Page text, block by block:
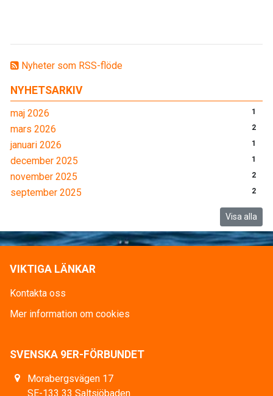
Nyheter som RSS-flöde
NYHETSARKIV
maj 2026 1
mars 2026 2
januari 2026 1
december 2025 1
november 2025 2
september 2025 2
Visa alla
VIKTIGA LÄNKAR
Kontakta oss
Mer information om cookies
SVENSKA 9ER-FÖRBUNDET
Morabergsvägen 17
SE-133 33 Saltsjöbaden